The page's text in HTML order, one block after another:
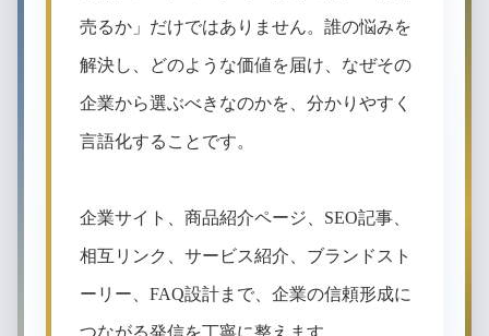
売るか」だけではありません。誰の悩みを
解決し、どのような価値を届け、なぜその
企業から選ぶべきなのかを、分かりやすく
言語化することです。
企業サイト、商品紹介ページ、SEO記事、
相互リンク、サービス紹介、ブランドスト
ーリー、FAQ設計まで、企業の信頼形成に